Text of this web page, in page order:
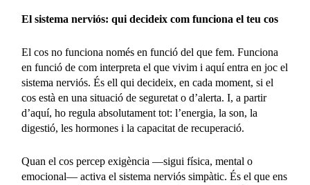
El sistema nerviós: qui decideix com funciona el teu cos
El cos no funciona només en funció del que fem. Funciona
en funció de com interpreta el que vivim i aquí entra en joc el
sistema nerviós. És ell qui decideix, en cada moment, si el
cos està en una situació de seguretat o d’alerta. I, a partir
d’aquí, ho regula absolutament tot: l’energia, la son, la
digestió, les hormones i la capacitat de recuperació.
Quan el cos percep exigència —sigui física, mental o
emocional— activa el sistema nerviós simpàtic. És el que ens